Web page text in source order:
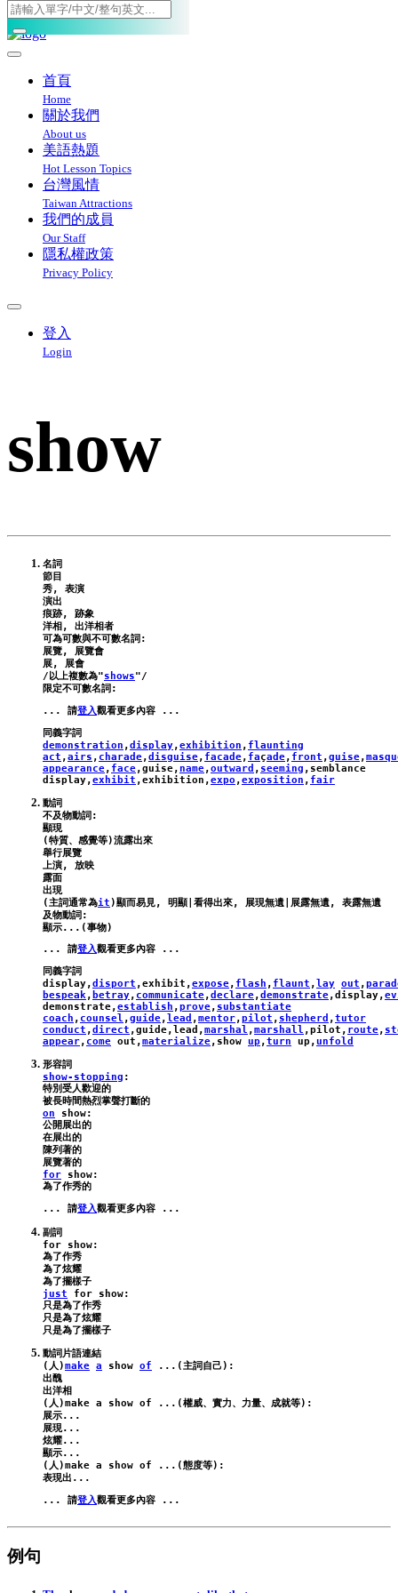
Toggle navigation
首頁
Home
關於我們
About us
美語熱題
Hot Lesson Topics
台灣風情
Taiwan Attractions
我們的成員
Our Staff
隱私權政策
Privacy Policy
登入
Login
show
名詞
節目
秀, 表演
演出
痕跡, 跡象
洋相, 出洋相者
可為可數與不可數名詞:
展覽, 展覽會
展, 展會
/以上複數為"shows"/
... 請登入
demonstration ,display,exhibition , flaunting
act ,airs , charade,disguise, facade, façade, front ,guise,
appearance, face,guise, name,outward , seeming , semblance
display,exhibit ,exhibition ,expo ,exposition , fair
動詞
不及物動詞:
顯現
(特質、感覺等)流露出來
舉行展覽
上演, 放映
露面
出現
(主詞通常為it)顯而易見, 明顯|看得出來, 展現無遺|展露無遺, 表露無遺
及物動詞:
... 請登入
display,disport ,exhibit ,expose, flash , flaunt , lay out ,
bespeak, betray, communicate,declare,demonstrate,display,
demonstrate,establish ,prove, substantiate
coach , counsel ,guide, lead ,mentor,pilot , shepherd ,tutor
conduct ,direct ,guide, lead ,marshal ,marshall ,pilot , route,
appear, come out ,materialize, show up ,turn up ,unfold
show-stopping :
特別受人歡迎的
on
show:
公開展出的
在展出的
陳列著的
for
show:
... 請登入
for
show:
為了作秀
為了炫耀
just
for show:
只是為了作秀
只是為了炫耀
動詞片語連結
(人)make a show of ...(主詞自己):
出醜
出洋相
(人)make a show of ...(權威、實力、力量、成就等):
展示...
展現...
炫耀...
顯示...
(人)make a show of ...(態度等):
... 請登入
例句